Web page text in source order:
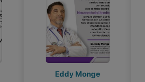
ESTEBAN ESJAITA
ESTEBAN ESJAITA